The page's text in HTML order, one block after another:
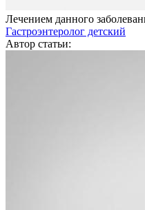
Лечением данного
Гастроэнтеролог детский
Автор статьи: